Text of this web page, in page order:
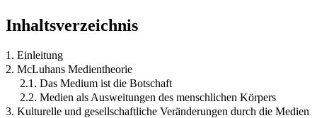
Inhaltsverzeichnis
1. Einleitung
2. McLuhans Medientheorie
2.1. Das Medium ist die Botschaft
2.2. Medien als Ausweitungen des menschlichen Körpers
3. Kulturelle und gesellschaftliche Veränderungen durch die Medien